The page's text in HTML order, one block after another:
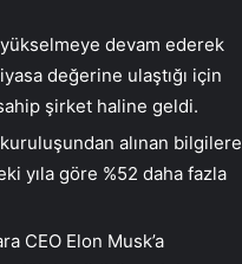
devam ederek
değerine ulaştığı için
şirket haline geldi.
alınan bilgilere
yıla göre %52 daha fazla
CEO Elon Musk’a